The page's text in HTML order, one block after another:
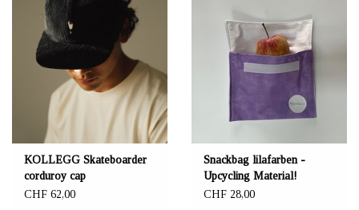
KOLLEGG Skateboarder
corduroy cap
CHF 62,00
Snackbag lilafarben -
Upcycling Material!
CHF 28,00